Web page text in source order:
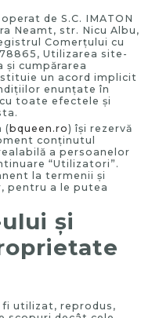
de S.C. IMATON
Neamt, str. Nicu Albu,
Comerţului cu
Utilizarea site-
şi cumpărarea
un acord implicit
enunţate în
toate efectele şi
(bqueen.ro) îşi rezervă
conţinutul
a persoanelor
“Utilizatori”.
la termenii şi
pentru a le putea
şi
utilizat, reprodus,